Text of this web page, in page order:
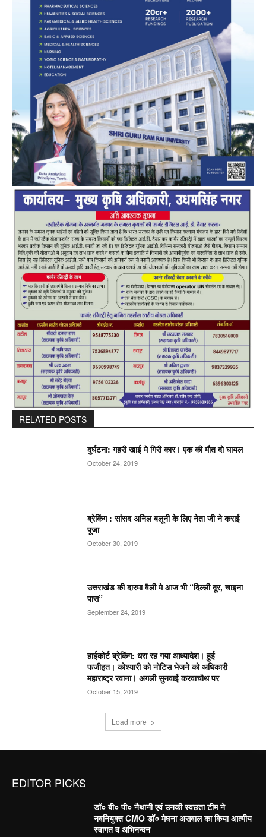
RELATED POSTS
दुर्घटना: गहरी खाई मे गिरी कार। एक की मौत दो घायल
October 24, 2019
ब्रेकिंग : सांसद अनिल बलूनी के लिए नेता जी ने कराई
पूजा
October 30, 2019
उत्तराखंड की दारमा वैली मे आज भी “दिल्ली दूर, चाइना
पास”
September 24, 2019
हाईकोर्ट ब्रेकिंग: धरा रह गया आध्यादेश। हुई
फजीहत। कोश्यारी को नोटिस भेजने को अधिकारी
महाराष्ट्र रवाना। अगली सुनवाई करवाचौथ पर
October 15, 2019
Load more
EDITOR PICKS
डॉ० बी० पी० नैथानी एवं उनकी स्वछता टीम ने
नवनियुक्त CMO डॉ० मेघना असवाल का किया आत्मीय
स्वागत व अभिनन्दन